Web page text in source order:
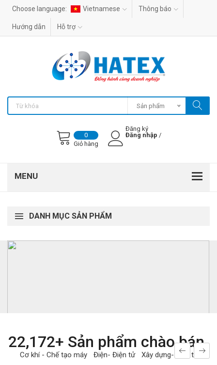
Choose language: Vietnamese Thông báo
Hướng dẫn Hỗ trợ
Sản phẩm
0
Giỏ hàng
Đăng ký
Đăng nhập /
DANH MỤC SẢN PHẨM
22,172+ Sản phẩm chào bán
Cơ khí - Chế tạo máy Điện- Điện tử Xây dựng- Kiến trúc